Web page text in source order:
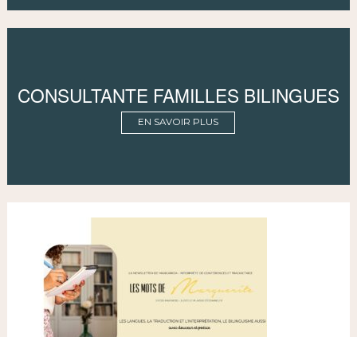
CONSULTANTE FAMILLES BILINGUES
EN SAVOIR PLUS